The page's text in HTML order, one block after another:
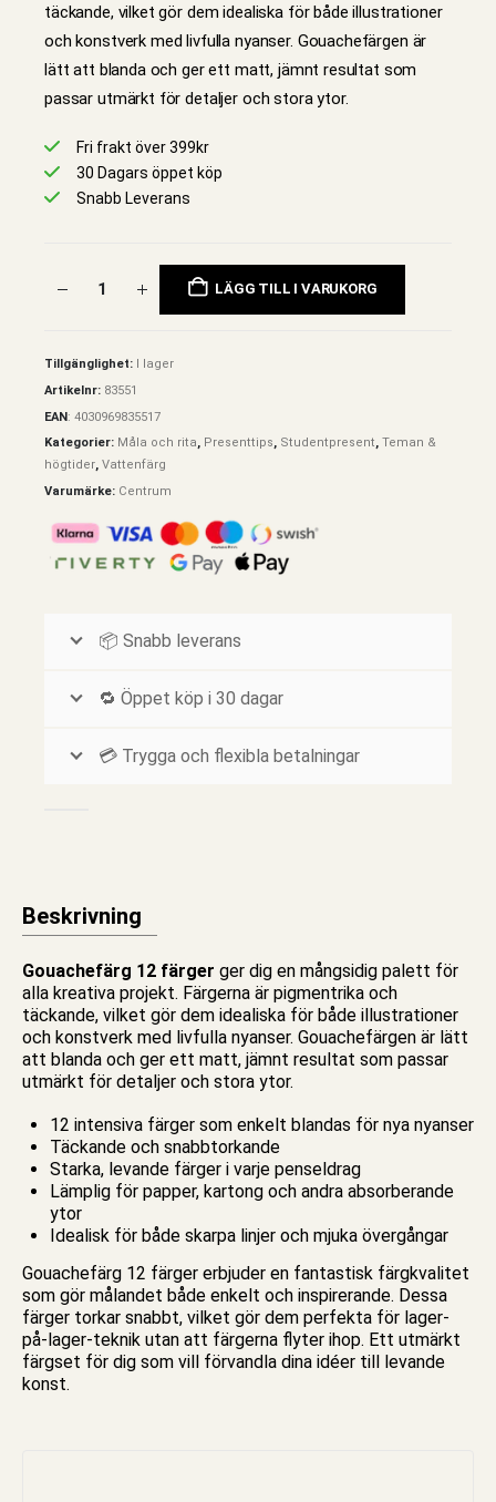
täckande, vilket gör dem idealiska för både illustrationer
och konstverk med livfulla nyanser. Gouachefärgen är
lätt att blanda och ger ett matt, jämnt resultat som
passar utmärkt för detaljer och stora ytor.
Fri frakt över 399kr
30 Dagars öppet köp
Snabb Leverans
LÄGG TILL I VARUKORG
Tillgänglighet:
I lager
Artikelnr: 83551
EAN: 4030969835517
Kategorier: Måla och rita, Presenttips, Studentpresent, Teman &
högtider, Vattenfärg
Varumärke: Centrum
📦 Snabb leverans
🔁 Öppet köp i 30 dagar
💳 Trygga och flexibla betalningar
Beskrivning
Gouachefärg 12 färger ger dig en mångsidig palett för
alla kreativa projekt. Färgerna är pigmentrika och
täckande, vilket gör dem idealiska för både illustrationer
och konstverk med livfulla nyanser. Gouachefärgen är lätt
att blanda och ger ett matt, jämnt resultat som passar
utmärkt för detaljer och stora ytor.
12 intensiva färger som enkelt blandas för nya nyanser
Täckande och snabbtorkande
Starka, levande färger i varje penseldrag
Lämplig för papper, kartong och andra absorberande
ytor
Idealisk för både skarpa linjer och mjuka övergångar
Gouachefärg 12 färger erbjuder en fantastisk färgkvalitet
som gör målandet både enkelt och inspirerande. Dessa
färger torkar snabbt, vilket gör dem perfekta för lager-
på-lager-teknik utan att färgerna flyter ihop. Ett utmärkt
färgset för dig som vill förvandla dina idéer till levande
konst.